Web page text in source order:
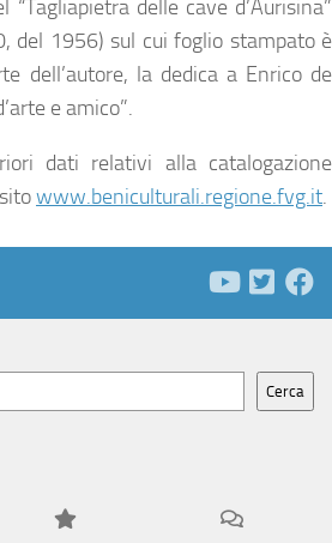
“Tagliapietra delle cave d’Aurisina”
del 1956) sul cui foglio stampato è
dell’autore, la dedica a Enrico de
e amico”.
dati relativi alla catalogazione
www.beniculturali.regione.fvg.it.
Cerca